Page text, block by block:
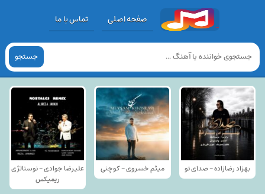
صفحه اصلی تماس با ما
جستجو
بهزاد رضازاده - صدای تو میثم خسروی - کوچنی
علیرضا جوادی - نوستالژی
ریمیکس